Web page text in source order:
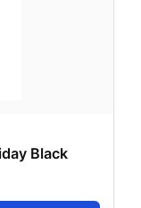
Black